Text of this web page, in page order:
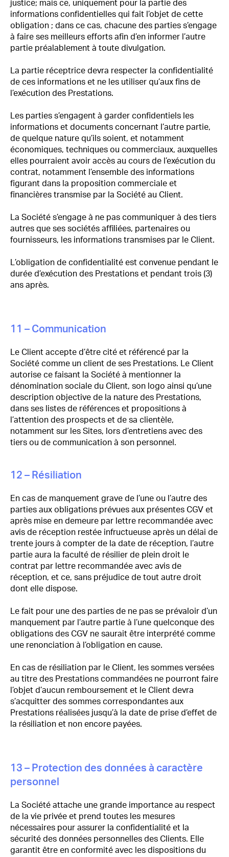
justice; mais ce, uniquement pour la partie des
informations confidentielles qui fait l’objet de cette
obligation ; dans ce cas, chacune des parties s’engage
à faire ses meilleurs efforts afin d’en informer l’autre
partie préalablement à toute divulgation.
La partie réceptrice devra respecter la confidentialité
de ces informations et ne les utiliser qu’aux fins de
l’exécution des Prestations.
Les parties s’engagent à garder confidentiels les
informations et documents concernant l’autre partie,
de quelque nature qu’ils soient, et notamment
économiques, techniques ou commerciaux, auxquelles
elles pourraient avoir accès au cours de l’exécution du
contrat, notamment l’ensemble des informations
figurant dans la proposition commerciale et
financières transmise par la Société au Client.
La Société s’engage à ne pas communiquer à des tiers
autres que ses sociétés affiliées, partenaires ou
fournisseurs, les informations transmises par le Client.
L’obligation de confidentialité est convenue pendant le
durée d’exécution des Prestations et pendant trois (3)
ans après.
11 – Communication
Le Client accepte d’être cité et référencé par la
Société comme un client de ses Prestations. Le Client
autorise ce faisant la Société à mentionner la
dénomination sociale du Client, son logo ainsi qu’une
description objective de la nature des Prestations,
dans ses listes de références et propositions à
l’attention des prospects et de sa clientèle,
notamment sur les Sites, lors d’entretiens avec des
tiers ou de communication à son personnel.
12 – Résiliation
En cas de manquement grave de l’une ou l’autre des
parties aux obligations prévues aux présentes CGV et
après mise en demeure par lettre recommandée avec
avis de réception restée infructueuse après un délai de
trente jours à compter de la date de réception, l’autre
partie aura la faculté de résilier de plein droit le
contrat par lettre recommandée avec avis de
réception, et ce, sans préjudice de tout autre droit
dont elle dispose.
Le fait pour une des parties de ne pas se prévaloir d’un
manquement par l’autre partie à l’une quelconque des
obligations des CGV ne saurait être interprété comme
une renonciation à l’obligation en cause.
En cas de résiliation par le Client, les sommes versées
au titre des Prestations commandées ne pourront faire
l’objet d’aucun remboursement et le Client devra
s’acquitter des sommes correspondantes aux
Prestations réalisées jusqu’à la date de prise d’effet de
la résiliation et non encore payées.
13 – Protection des données à caractère
personnel
La Société attache une grande importance au respect
de la vie privée et prend toutes les mesures
nécessaires pour assurer la confidentialité et la
sécurité des données personnelles des Clients. Elle
garantit être en conformité avec les dispositions du